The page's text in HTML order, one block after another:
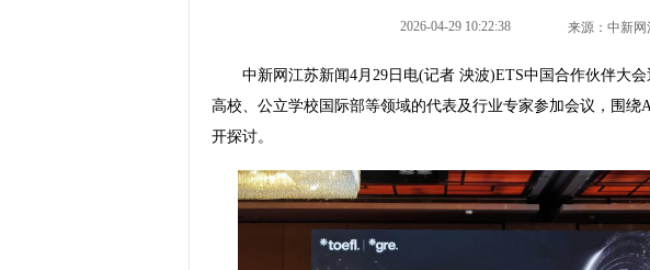
2026-04-29 10:22:38 来源：中新网
中新网江苏新闻4月29日电(记者 泱波)ETS中国合作伙伴大会
高校、公立学校国际部等领域的代表及行业专家参加会议，围绕
开探讨。